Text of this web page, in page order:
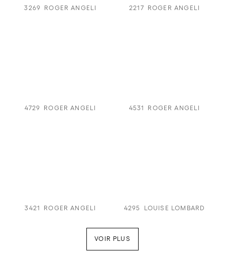
3269 ROGER ANGELI 2217 ROGER ANGELI
4729 ROGER ANGELI 4531 ROGER ANGELI
3421 ROGER ANGELI 4295 LOUISE LOMBARD
VOIR PLUS